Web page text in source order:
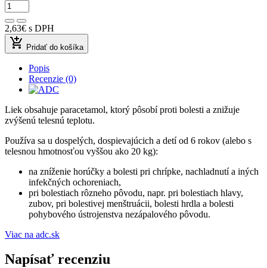
2,63€ s DPH
add_shopping_cart Pridať do košíka
Popis
Recenzie (0)
Liek obsahuje paracetamol, ktorý pôsobí proti bolesti a znižuje
zvýšenú telesnú teplotu.
Používa sa u dospelých, dospievajúcich a detí od 6 rokov (alebo s
telesnou hmotnosťou vyššou ako 20 kg):
na zníženie horúčky a bolesti pri chrípke, nachladnutí a iných
infekčných ochoreniach,
pri bolestiach rôzneho pôvodu, napr. pri bolestiach hlavy,
zubov, pri bolestivej menštruácii, bolesti hrdla a bolesti
pohybového ústrojenstva nezápalového pôvodu.
Viac na adc.sk
Napísať recenziu